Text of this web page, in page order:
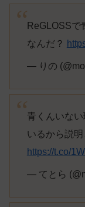
ReGLOSSで
なんだ？
— りの
青くんいな
いるから説
https://t.co/
— てとら